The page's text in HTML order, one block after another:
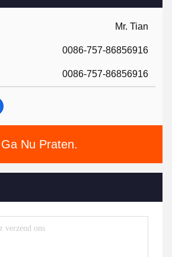
Mr. Tian
0086-757-86856916
0086-757-86856916
Ga Nu Praten.